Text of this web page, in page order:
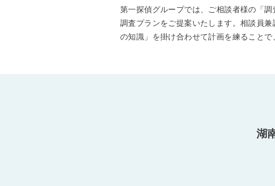
第一探偵グループでは、ご相談者様の「
調査プランをご提案いたします。相談員
の知識」を掛け合わせて計画を練ること
湖